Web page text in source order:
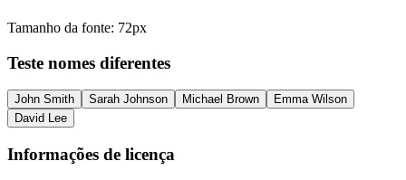
Tamanho da fonte: 72px
Teste nomes diferentes
John Smith Sarah Johnson Michael Brown
Emma Wilson
David Lee
Informações de licença